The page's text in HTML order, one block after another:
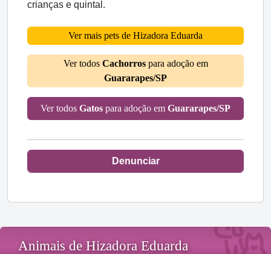
crianças e quintal.
Ver mais pets de Hizadora Eduarda
Ver todos Cachorrospara adoção em
Guararapes/SP
Ver todos Gatos para adoção em Guararapes/SP
Denunciar
Animais de Hizadora Eduarda